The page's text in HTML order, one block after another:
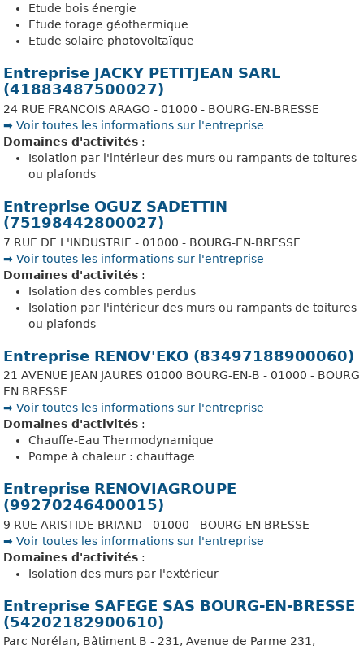
Etude bois énergie
Etude forage géothermique
Etude solaire photovoltaïque
Entreprise JACKY PETITJEAN SARL
(41883487500027)
24 RUE FRANCOIS ARAGO - 01000 - BOURG-EN-BRESSE
➡️ Voir toutes les informations sur l'entreprise
Domaines d'activités :
Isolation par l'intérieur des murs ou rampants de toitures
ou plafonds
Entreprise OGUZ SADETTIN
(75198442800027)
7 RUE DE L'INDUSTRIE - 01000 - BOURG-EN-BRESSE
➡️ Voir toutes les informations sur l'entreprise
Domaines d'activités :
Isolation des combles perdus
Isolation par l'intérieur des murs ou rampants de toitures
ou plafonds
Entreprise RENOV'EKO (83497188900060)
21 AVENUE JEAN JAURES 01000 BOURG-EN-B - 01000 - BOURG
EN BRESSE
➡️ Voir toutes les informations sur l'entreprise
Domaines d'activités :
Chauffe-Eau Thermodynamique
Pompe à chaleur : chauffage
Entreprise RENOVIAGROUPE
(99270246400015)
9 RUE ARISTIDE BRIAND - 01000 - BOURG EN BRESSE
➡️ Voir toutes les informations sur l'entreprise
Domaines d'activités :
Isolation des murs par l'extérieur
Entreprise SAFEGE SAS BOURG-EN-BRESSE
(54202182900610)
Parc Norélan, Bâtiment B - 231, Avenue de Parme 231,